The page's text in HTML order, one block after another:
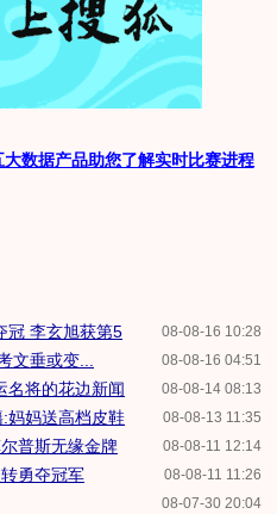
数据产品助您了解实时比赛进程
08-08-16 10:28
冠 李玄旭获第5
08-08-16 04:51
文垂或变...
08-08-14 08:13
名将的花边新闻
08-08-13 11:35
妈妈送高档皮鞋
08-08-11 12:14
普斯无缘金牌
08-08-11 11:26
勇夺冠军
08-07-30 20:04